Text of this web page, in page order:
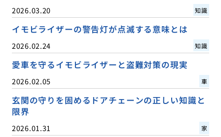
2026.03.20 知識
イモビライザーの警告灯が点滅する意味とは
2026.02.24 知識
愛車を守るイモビライザーと盗難対策の現実
2026.02.05 車
玄関の守りを固めるドアチェーンの正しい知識と
限界
2026.01.31 家